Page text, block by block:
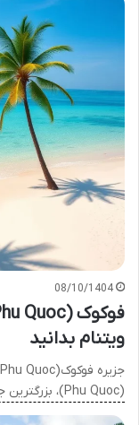
08/10/1404
ویتنام بدانید
(Phu Quoc)، بزرگترین جزیره ویتنام، مرواریدی در آب های…